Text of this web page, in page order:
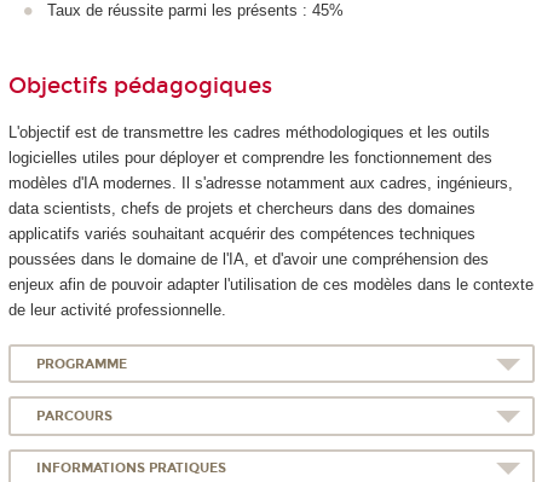
Taux de réussite parmi les présents : 45%
Objectifs pédagogiques
L'objectif est de transmettre les cadres méthodologiques et les outils
logicielles utiles pour déployer et comprendre les fonctionnement des
modèles d'IA modernes. Il s'adresse notamment aux cadres, ingénieurs,
data scientists, chefs de projets et chercheurs dans des domaines
applicatifs variés souhaitant acquérir des compétences techniques
poussées dans le domaine de l'IA, et d'avoir une compréhension des
enjeux afin de pouvoir adapter l'utilisation de ces modèles dans le contexte
de leur activité professionnelle.
PROGRAMME
PARCOURS
INFORMATIONS PRATIQUES